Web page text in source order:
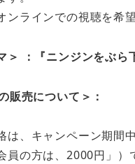
ンラインでの視聴を希
＞ ：『ニンジンをぶら
販売について＞：
は、キャンペーン期間
員の方は、2000円」）